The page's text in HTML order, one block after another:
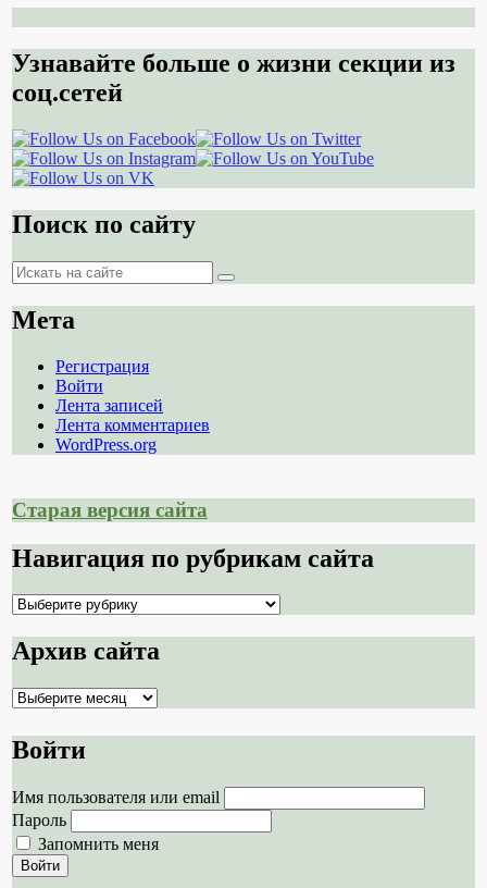
Узнавайте больше о жизни секции из
соц.сетей
Поиск по сайту
Поиск
Поиск
Мета
Регистрация
Войти
Лента записей
Лента комментариев
WordPress.org
Старая версия сайта
Навигация по рубрикам сайта
Навигация
рубрикам
сайта
Архив сайта
Архив
Войти
Имя пользователя или email
Пароль
Запомнить меня
Войти